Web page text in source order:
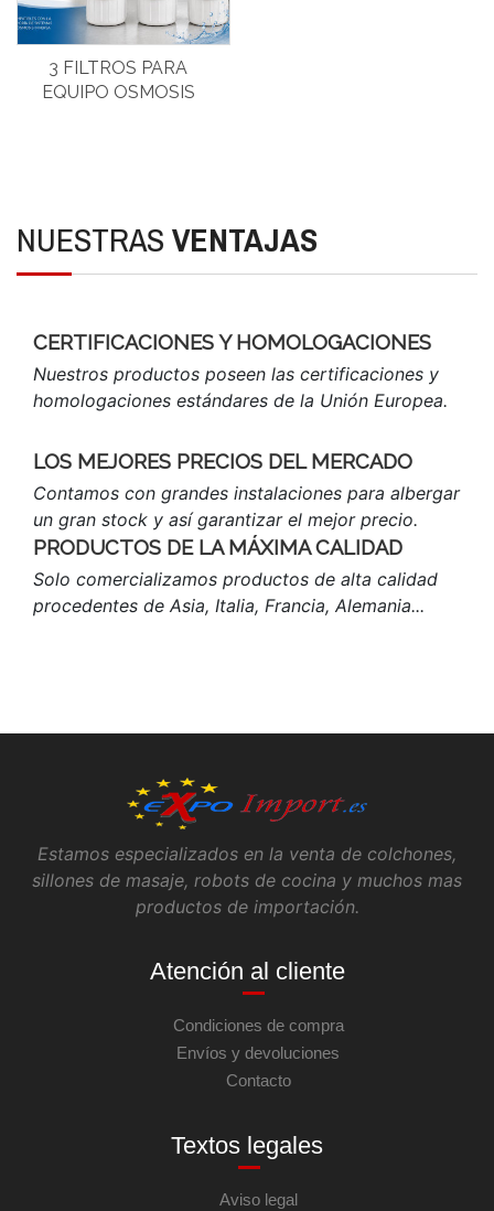
3 FILTROS PARA
EQUIPO OSMOSIS
NUESTRAS VENTAJAS
CERTIFICACIONES Y HOMOLOGACIONES
Nuestros productos poseen las certificaciones y
homologaciones estándares de la Unión Europea.
LOS MEJORES PRECIOS DEL MERCADO
Contamos con grandes instalaciones para albergar
un gran stock y así garantizar el mejor precio.
PRODUCTOS DE LA MÁXIMA CALIDAD
Solo comercializamos productos de alta calidad
procedentes de Asia, Italia, Francia, Alemania...
Estamos especializados en la venta de colchones,
sillones de masaje, robots de cocina y muchos mas
productos de importación.
Atención al cliente
Condiciones de compra
Envíos y devoluciones
Contacto
Textos legales
Aviso legal